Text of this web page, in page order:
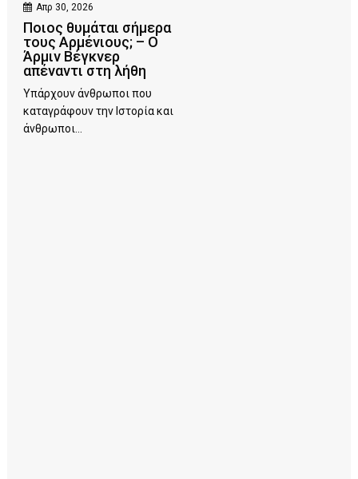
Απρ 30, 2026
Ποιος θυμάται σήμερα
τους Αρμένιους; – Ο
Άρμιν Βέγκνερ
απέναντι στη λήθη
Υπάρχουν άνθρωποι που
καταγράφουν την Ιστορία και
άνθρωποι...